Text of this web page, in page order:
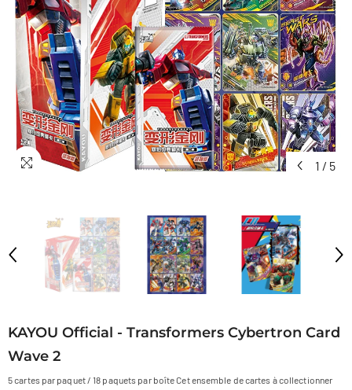
1 / 5
KAYOU Official - Transformers Cybertron Card
Wave 2
5 cartes par paquet / 18 paquets par boîte Cet ensemble de cartes à collectionner